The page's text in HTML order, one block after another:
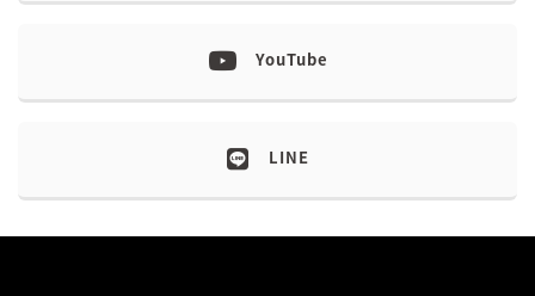
YouTube
LINE